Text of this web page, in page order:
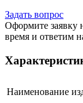
Задать вопрос
Оформите заявку
время и ответим
Наименование